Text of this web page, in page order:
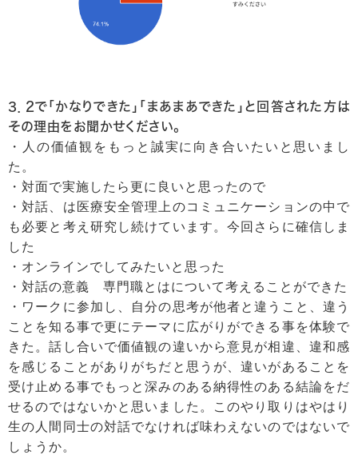
3．2で「かなりできた」「まあまあできた」と回答された方は
その理由をお聞かせください。
・人の価値観をもっと誠実に向き合いたいと思いまし
た。
・対面で実施したら更に良いと思ったので
・対話、は医療安全管理上のコミュニケーションの中で
も必要と考え研究し続けています。今回さらに確信しま
した
・オンラインでしてみたいと思った
・対話の意義 専門職とはについて考えることができた
・ワークに参加し、自分の思考が他者と違うこと、違う
ことを知る事で更にテーマに広がりができる事を体験で
きた。話し合いで価値観の違いから意見が相違、違和感
を感じることがありがちだと思うが、違いがあることを
受け止める事でもっと深みのある納得性のある結論をだ
せるのではないかと思いました。このやり取りはやはり
生の人間同士の対話でなければ味わえないのではないで
しょうか。